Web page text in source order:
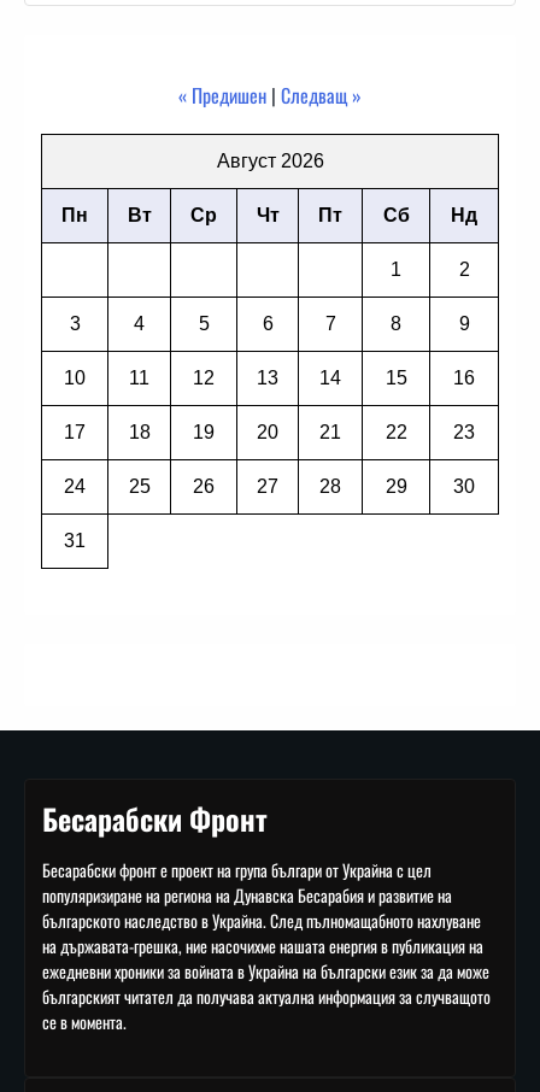
« Предишен | Следващ »
Август 2026
Пн Вт Ср Чт Пт Сб Нд
1 2
3 4 5 6 7 8 9
10 11 12 13 14 15 16
17 18 19 20 21 22 23
24 25 26 27 28 29 30
31
Бесарабски Фронт
Бесарабски фронт е проект на група българи от Украйна с цел
популяризиране на региона на Дунавска Бесарабия и развитие на
българското наследство в Украйна. След пълномащабното нахлуване
на държавата-грешка, ние насочихме нашата енергия в публикация на
ежедневни хроники за войната в Украйна на български език за да може
българският читател да получава актуална информация за случващото
се в момента.